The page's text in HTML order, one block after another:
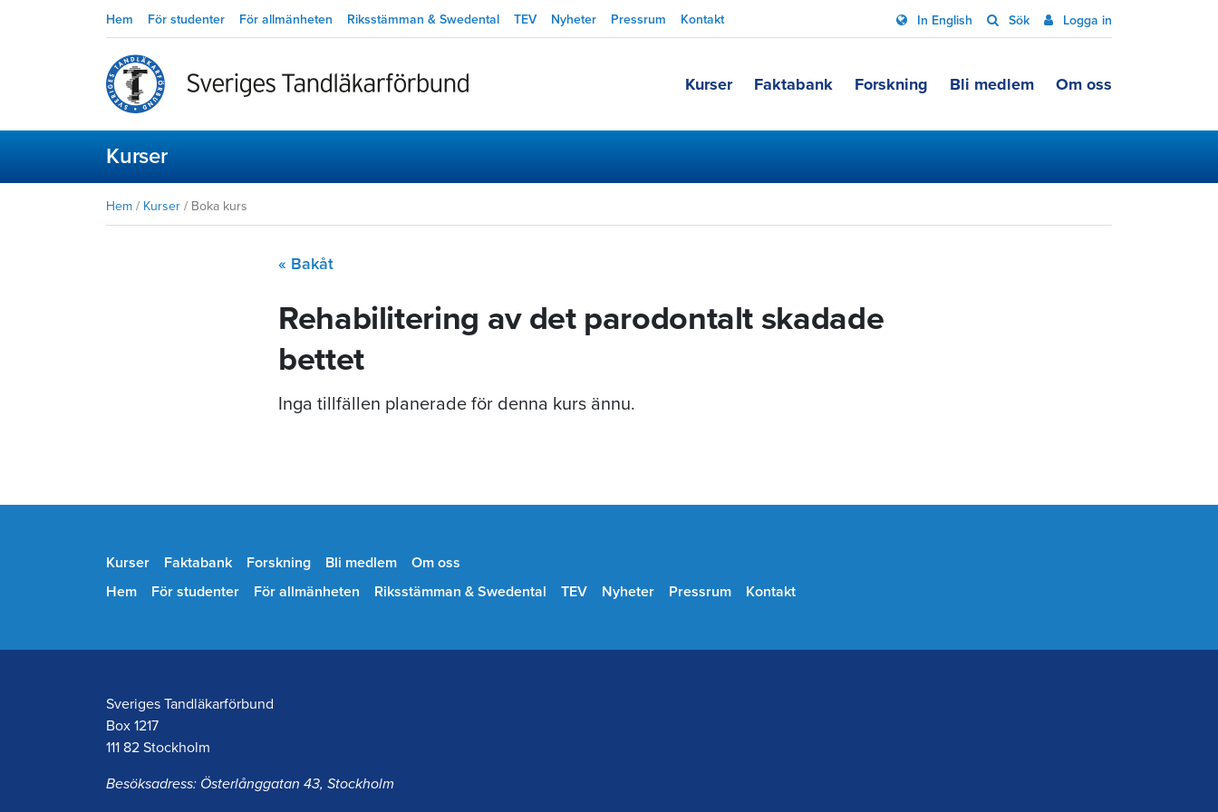
Hem För studenter För allmänheten Riksstämman & Swedental TEV Nyheter Pressrum Kontakt In English Sök Logga in
Kurser Faktabank Forskning Bli medlem Om oss
Kurser
Hem / Kurser / Boka kurs
« Bakåt
Rehabilitering av det parodontalt skadade
bettet
Inga tillfällen planerade för denna kurs ännu.
Kurser Faktabank Forskning Bli medlem
Om oss
Hem
För studenter För allmänheten Riksstämman & Swedental TEV Nyheter Pressrum Kontakt
Sveriges Tandläkarförbund
Box 1217
111 82 Stockholm
Besöksadress: Österlånggatan 43, Stockholm